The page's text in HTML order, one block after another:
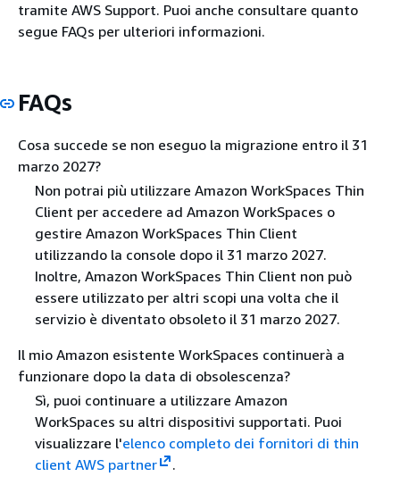
tramite AWS Support. Puoi anche consultare quanto
segue FAQs per ulteriori informazioni.
FAQs
Cosa succede se non eseguo la migrazione entro il 31
marzo 2027?
Non potrai più utilizzare Amazon WorkSpaces Thin
Client per accedere ad Amazon WorkSpaces o
gestire Amazon WorkSpaces Thin Client
utilizzando la console dopo il 31 marzo 2027.
Inoltre, Amazon WorkSpaces Thin Client non può
essere utilizzato per altri scopi una volta che il
servizio è diventato obsoleto il 31 marzo 2027.
Il mio Amazon esistente WorkSpaces continuerà a
funzionare dopo la data di obsolescenza?
Sì, puoi continuare a utilizzare Amazon
WorkSpaces su altri dispositivi supportati. Puoi
visualizzare l'elenco completo dei fornitori di thin
client AWS partner
.